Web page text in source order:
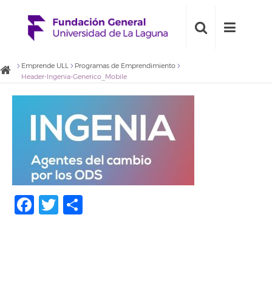
Emprende ULL
Programas de Emprendimiento
Header-Ingenia-Generico_Mobile
Facebook
Twitter